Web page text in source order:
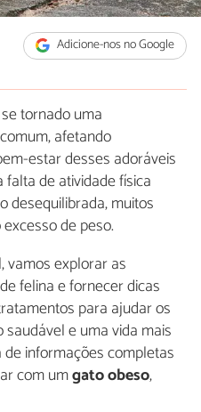
Adicione-nos no Google
tornado uma
afetando
estar desses adoráveis
falta de atividade física
desequilibrada, muitos
de peso.
vamos explorar as
felina e fornecer dicas
para ajudar os
e uma vida mais
informações completas
com umgato obeso,